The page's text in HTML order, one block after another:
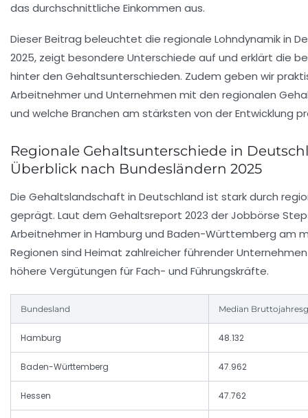
das durchschnittliche Einkommen aus.
Dieser Beitrag beleuchtet die regionale Lohndynamik in
2025, zeigt besondere Unterschiede auf und erklärt die
hinter den Gehaltsunterschieden. Zudem geben wir
Arbeitnehmer und Unternehmen mit den regionalen
und welche Branchen am stärksten von der Entwicklung
Regionale Gehaltsunterschiede in
Überblick nach Bundesländern 2025
Die Gehaltslandschaft in Deutschland ist stark durch
geprägt. Laut dem Gehaltsreport 2023 der Jobbörse
Arbeitnehmer in Hamburg und Baden-Württemberg am
Regionen sind Heimat zahlreicher führender
höhere Vergütungen für Fach- und Führungskräfte.
Bundesland Median
Hamburg 48.132
Baden-Württemberg 47.962
Hessen 47.762